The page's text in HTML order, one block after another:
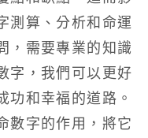
測算、分析和命運
，需要專業的知識
字，我們可以更好
功和幸福的道路。
數字的作用，將它